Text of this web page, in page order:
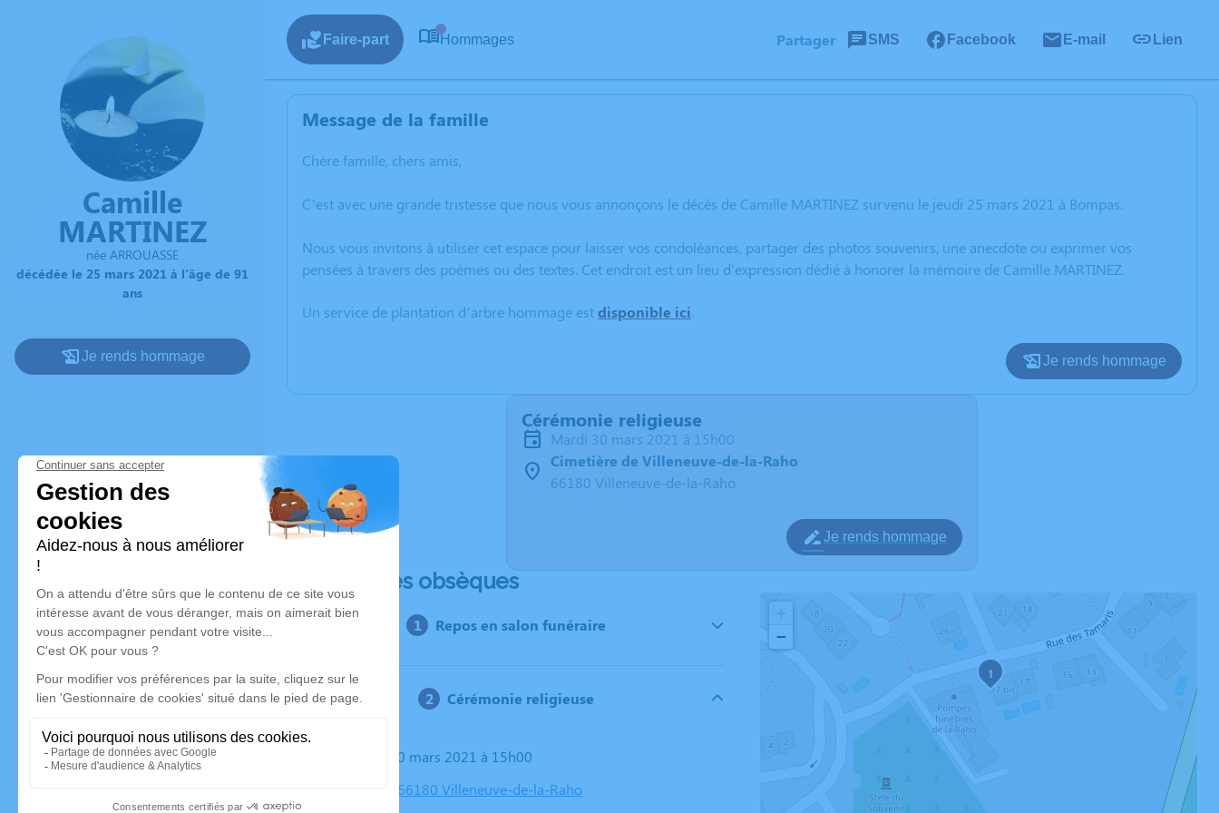
Camille
MARTINEZ
née ARROUASSE
décédée le 25 mars 2021 à l'âge de 91
ans
Je rends hommage
Faire-part Hommages Partager SMS Facebook E-mail Lien
Message de la famille
Chère famille, chers amis,
C’est avec une grande tristesse que nous vous annonçons le décès de Camille MARTINEZ survenu le jeudi 25 mars 2021 à Bompas.
Nous vous invitons à utiliser cet espace pour laisser vos condoléances, partager des photos souvenirs, une anecdote ou exprimer vos
pensées à travers des poèmes ou des textes. Cet endroit est un lieu d'expression dédié à honorer la mémoire de Camille MARTINEZ.
Un service de plantation d’arbre hommage estdisponible ici.
Je rends hommage
Cérémonie religieuse
mardi 30 mars 2021 à 15h00
Cimetière de Villeneuve-de-la-Raho
66180 Villeneuve-de-la-Raho
Je rends hommage
Déroulé des obsèques
Repos en salon funéraire
Cérémonie religieuse
Le mardi 30 mars 2021 à 15h00
Cimetière, 66180 Villeneuve-de-la-Raho
1
−